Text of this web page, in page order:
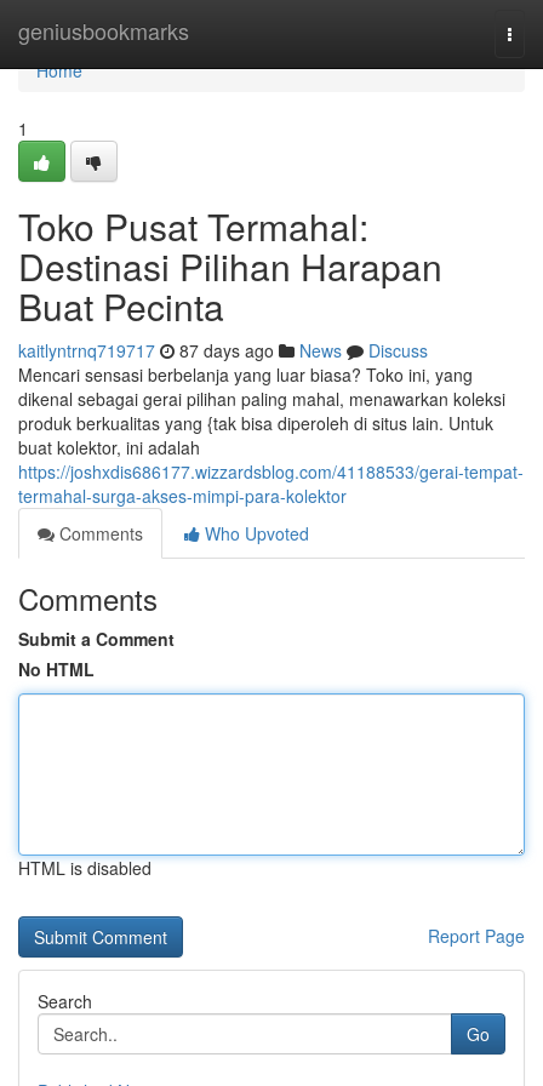
geniusbookmarks
Home
Home
1
Toko Pusat Termahal:
Destinasi Pilihan Harapan
Buat Pecinta
kaitlyntrnq719717 87 days ago News
Discuss
Mencari sensasi berbelanja yang luar biasa? Toko ini, yang
dikenal sebagai gerai pilihan paling mahal, menawarkan koleksi
produk berkualitas yang {tak bisa diperoleh di situs lain. Untuk
buat kolektor, ini adalah
https://joshxdis686177.wizzardsblog.com/41188533/gerai-tempat-
termahal-surga-akses-mimpi-para-kolektor
Comments
Who Upvoted
Comments
Submit a Comment
No HTML
HTML is disabled
Report Page
Search
Go